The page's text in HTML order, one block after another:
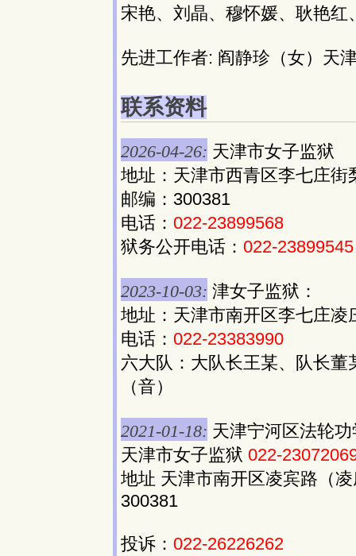
宋艳、刘晶、穆怀媛、耿艳红
先进工作者: 阎静珍（女）天
联系资料
2026-04-26: 天津市女子监狱
地址：天津市西青区李七庄街
邮编：300381
电话： 022-23899568
狱务公开电话： 022-23899545
2023-10-03: 津女子监狱：
地址：天津市南开区李七庄凌
电话： 022-23383990
六大队：大队长王某、队长
（音）
2021-01-18: 天津宁河区法轮
天津市女子监狱 022-
地址 天津市南开区凌宾路（
300381
投诉： 022-26226262